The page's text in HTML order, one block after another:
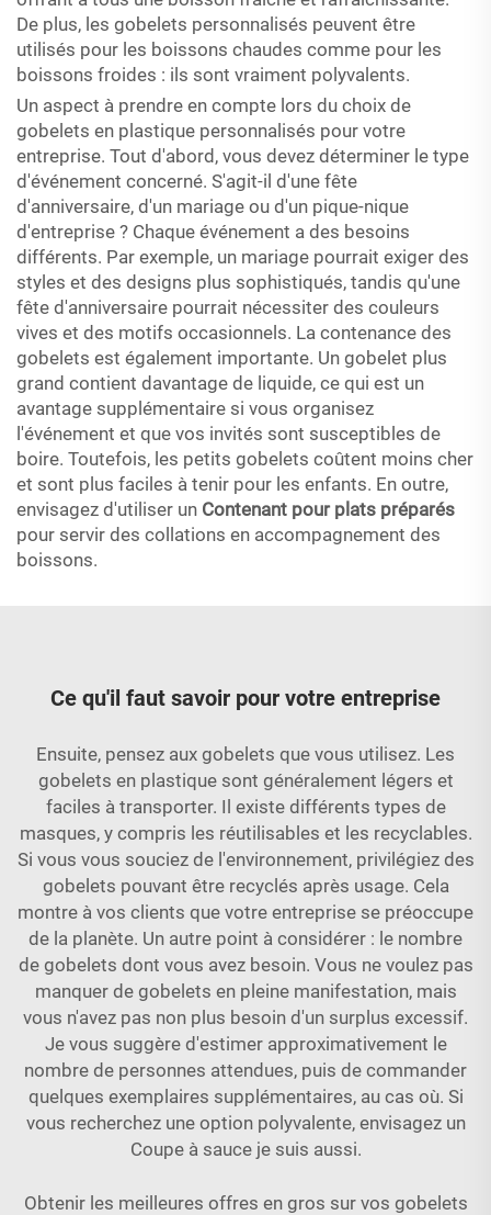
De plus, les gobelets personnalisés peuvent être
utilisés pour les boissons chaudes comme pour les
boissons froides : ils sont vraiment polyvalents.
Un aspect à prendre en compte lors du choix de
gobelets en plastique personnalisés pour votre
entreprise. Tout d'abord, vous devez déterminer le type
d'événement concerné. S'agit-il d'une fête
d'anniversaire, d'un mariage ou d'un pique-nique
d'entreprise ? Chaque événement a des besoins
différents. Par exemple, un mariage pourrait exiger des
styles et des designs plus sophistiqués, tandis qu'une
fête d'anniversaire pourrait nécessiter des couleurs
vives et des motifs occasionnels. La contenance des
gobelets est également importante. Un gobelet plus
grand contient davantage de liquide, ce qui est un
avantage supplémentaire si vous organisez
l'événement et que vos invités sont susceptibles de
boire. Toutefois, les petits gobelets coûtent moins cher
et sont plus faciles à tenir pour les enfants. En outre,
envisagez d'utiliser un Contenant pour plats préparés
pour servir des collations en accompagnement des
boissons.
Ce qu'il faut savoir pour votre entreprise
Ensuite, pensez aux gobelets que vous utilisez. Les
gobelets en plastique sont généralement légers et
faciles à transporter. Il existe différents types de
masques, y compris les réutilisables et les recyclables.
Si vous vous souciez de l'environnement, privilégiez des
gobelets pouvant être recyclés après usage. Cela
montre à vos clients que votre entreprise se préoccupe
de la planète. Un autre point à considérer : le nombre
de gobelets dont vous avez besoin. Vous ne voulez pas
manquer de gobelets en pleine manifestation, mais
vous n'avez pas non plus besoin d'un surplus excessif.
Je vous suggère d'estimer approximativement le
nombre de personnes attendues, puis de commander
quelques exemplaires supplémentaires, au cas où. Si
vous recherchez une option polyvalente, envisagez un
Coupe à sauce je suis aussi.
Obtenir les meilleures offres en gros sur vos gobelets